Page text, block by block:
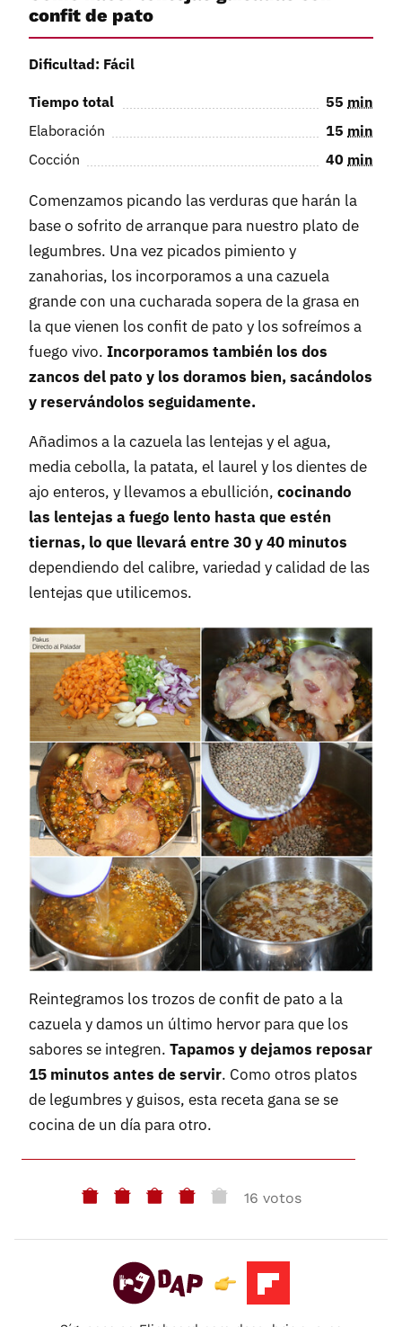
confit de pato
Dificultad: Fácil
Tiempo total 55 min
Elaboración
15 min
Cocción
40 min
Comenzamos picando las verduras que harán la
base o sofrito de arranque para nuestro plato de
legumbres. Una vez picados pimiento y
zanahorias, los incorporamos a una cazuela
grande con una cucharada sopera de la grasa en
la que vienen los confit de pato y los sofreímos a
fuego vivo. Incorporamos también los dos
zancos del pato y los doramos bien, sacándolos
y reservándolos seguidamente.
Añadimos a la cazuela las lentejas y el agua,
media cebolla, la patata, el laurel y los dientes de
ajo enteros, y llevamos a ebullición, cocinando
las lentejas a fuego lento hasta que estén
tiernas, lo que llevará entre 30 y 40 minutos
dependiendo del calibre, variedad y calidad de las
lentejas que utilicemos.
Reintegramos los trozos de confit de pato a la
cazuela y damos un último hervor para que los
sabores se integren. Tapamos y dejamos reposar
15 minutos antes de servir. Como otros platos
de legumbres y guisos, esta receta gana se se
cocina de un día para otro.
16 votos